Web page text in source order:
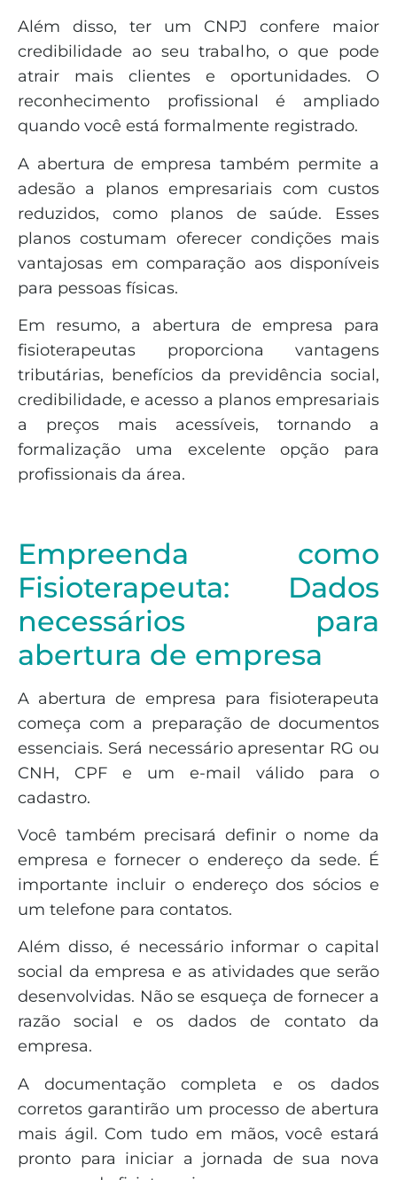
Além disso, ter um CNPJ confere maior
credibilidade ao seu trabalho, o que pode
atrair mais clientes e oportunidades. O
reconhecimento profissional é ampliado
quando você está formalmente registrado.
A abertura de empresa também permite a
adesão a planos empresariais com custos
reduzidos, como planos de saúde. Esses
planos costumam oferecer condições mais
vantajosas em comparação aos disponíveis
para pessoas físicas.
Em resumo, a abertura de empresa para
fisioterapeutas proporciona vantagens
tributárias, benefícios da previdência social,
credibilidade, e acesso a planos empresariais
a preços mais acessíveis, tornando a
formalização uma excelente opção para
profissionais da área.
Empreenda como
Fisioterapeuta: Dados
necessários para
abertura de empresa
A abertura de empresa para fisioterapeuta
começa com a preparação de documentos
essenciais. Será necessário apresentar RG ou
CNH, CPF e um e-mail válido para o
cadastro.
Você também precisará definir o nome da
empresa e fornecer o endereço da sede. É
importante incluir o endereço dos sócios e
um telefone para contatos.
Além disso, é necessário informar o capital
social da empresa e as atividades que serão
desenvolvidas. Não se esqueça de fornecer a
razão social e os dados de contato da
empresa.
A documentação completa e os dados
corretos garantirão um processo de abertura
mais ágil. Com tudo em mãos, você estará
pronto para iniciar a jornada de sua nova